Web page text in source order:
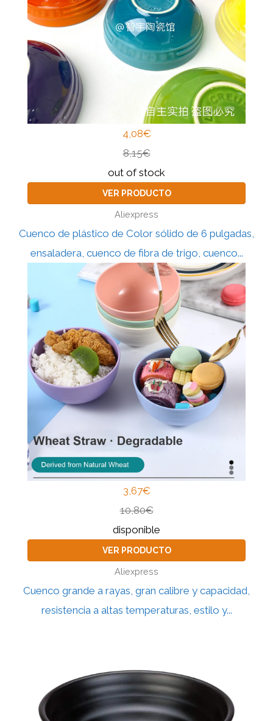
4,08€
8,15€
out of stock
VER PRODUCTO
Aliexpress
Cuenco de plástico de Color sólido de 6 pulgadas,
ensaladera, cuenco de fibra de trigo, cuenco...
3,67€
10,80€
disponible
VER PRODUCTO
Aliexpress
Cuenco grande a rayas, gran calibre y capacidad,
resistencia a altas temperaturas, estilo y...